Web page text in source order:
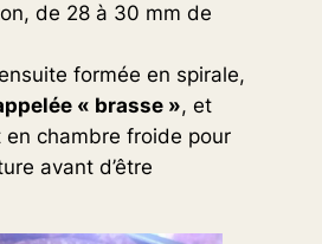
de 28 à 30 mm de
formée en spirale,
« brasse », et
en chambre froide pour
avant d’être